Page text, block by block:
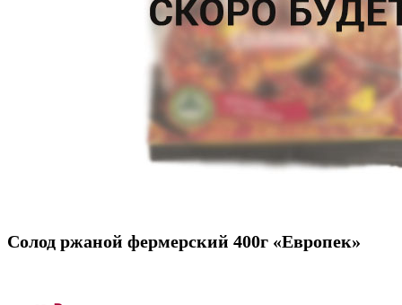
Солод ржаной фермерский 400г «Европек»